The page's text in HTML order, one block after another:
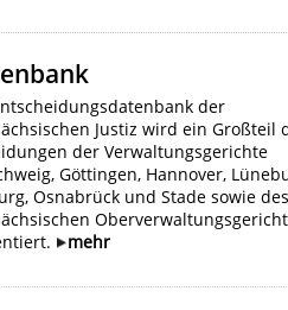
der
Justiz wird ein Großteil
der Verwaltungsgerichte
Göttingen, Hannover,
Osnabrück und Stade sowie des
mehr